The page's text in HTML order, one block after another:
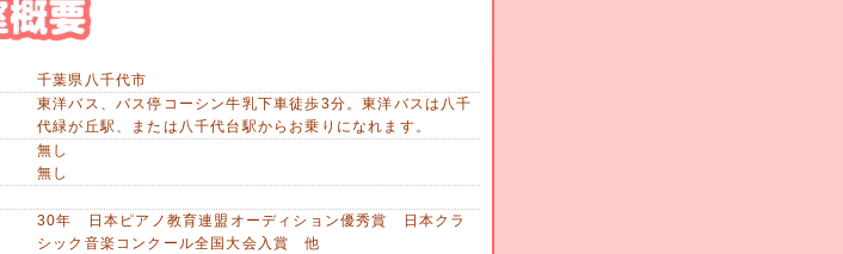
千葉県八千代市
東洋バス、バス停コーシン牛乳下車徒歩3分。東洋バスは八千
代緑が丘駅、または八千代台駅からお乗りになれます。
無し
無し
30年 日本ピアノ教育連盟オーディション優秀賞 日本クラ
シック音楽コンクール全国大会入賞 他